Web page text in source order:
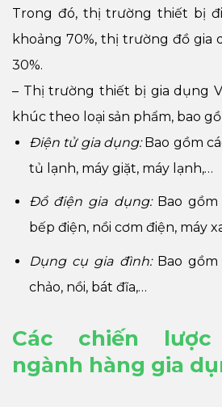
Trong đó, thị trường thiết bị
khoảng 70%, thị trường đồ gia
30%.
– Thị trường thiết bị gia dụng
khúc theo loại sản phẩm, bao
Điện tử gia dụng:Bao gồm
tủ lạnh, máy giặt, máy lạnh,…
Đồ điện gia dụng:Bao gồm
bếp điện, nồi cơm điện, máy
Dụng cụ gia đình:Bao gồm
chảo, nồi, bát đĩa,…
Các chiến lược
ngành hàng gia